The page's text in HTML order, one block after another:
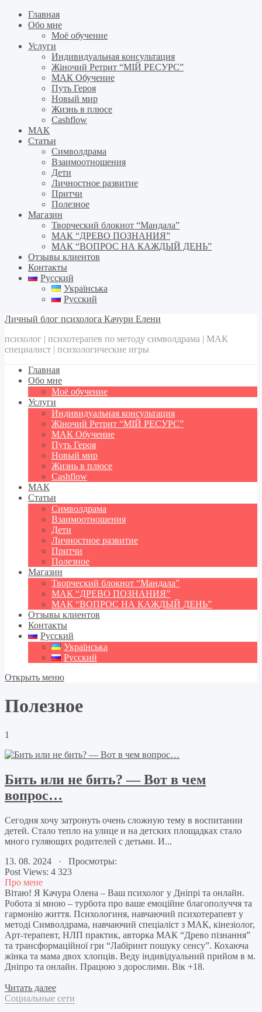
Главная
Обо мне
Моё обучение
Услуги
Индивидуальная консультация
Жіночий Ретрит “МІЙ РЕСУРС”
МАК Обучение
Путь Героя
Новый мир
Жизнь в плюсе
Cashflow
МАК
Статьи
Символдрама
Взаимоотношения
Дети
Личностное развитие
Притчи
Полезное
Магазин
Творческий блокнот “Мандала”
МАК “ДРЕВО ПОЗНАНИЯ”
МАК “ВОПРОС НА КАЖДЫЙ ДЕНЬ”
Отзывы клиентов
Контакты
Русский
Українська
Русский
Личный блог психолога Качури Елени
психолог | психотерапев по методу символдрама | МАК
специалист | психологические игры
Главная
Обо мне
Моё обучение
Услуги
Индивидуальная консультация
Жіночий Ретрит “МІЙ РЕСУРС”
МАК Обучение
Путь Героя
Новый мир
Жизнь в плюсе
Cashflow
МАК
Статьи
Символдрама
Взаимоотношения
Дети
Личностное развитие
Притчи
Полезное
Магазин
Творческий блокнот “Мандала”
МАК “ДРЕВО ПОЗНАНИЯ”
МАК “ВОПРОС НА КАЖДЫЙ ДЕНЬ”
Отзывы клиентов
Контакты
Русский
Українська
Русский
Открыть меню
Полезное
1
Бить или не бить? — Вот в чем
вопрос…
Сегодня хочу затронуть очень сложную тему в воспитании
детей. Стало тепло на улице и на детских площадках стало
много гуляющих родителей с детьми. И...
13. 08. 2024 · Просмотры:
Post Views: 4 323
Про мене
Вітаю! Я Качура Олена – Ваш психолог у Дніпрі та онлайн.
Робота зі мною – турбота про ваше емоційне благополуччя та
гармонію життя. Психологиня, навчаючий психотерапевт у
методі Символдрама, навчаючий спеціаліст з МАК, кінезіолог,
Арт-терапевт, НЛП практик, авторка МАК “Древо пізнання”
та трансформаційної гри “Лабіринт пошуку сенсу”. Кохаюча
жінка та мама двох хлопців. Веду індивідуальний прийом в м.
Дніпро та онлайн. Працюю з дорослими. Вік +18.
Читать далее
Социальные сети